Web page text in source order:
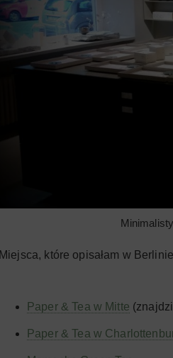
Miejsca, które opisałam w
Paper & Tea w Mitte
Paper & Tea w